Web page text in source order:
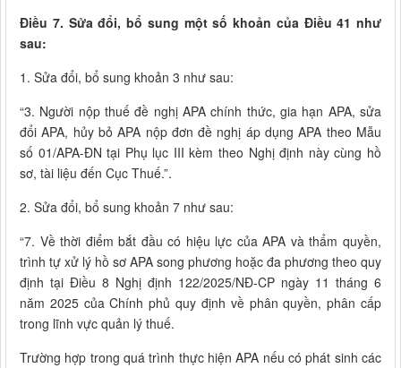
Điều 7. Sửa đổi, bổ sung một số khoản của Điều 41 như
sau:
1. Sửa đổi, bổ sung khoản 3 như sau:
“3. Người nộp thuế đề nghị APA chính thức, gia hạn APA, sửa
đổi APA, hủy bỏ APA nộp đơn đề nghị áp dụng APA theo Mẫu
số 01/APA-ĐN tại Phụ lục III kèm theo Nghị định này cùng hồ
sơ, tài liệu đến Cục Thuế.”.
2. Sửa đổi, bổ sung khoản 7 như sau:
“7. Về thời điểm bắt đầu có hiệu lực của APA và thẩm quyền,
trình tự xử lý hồ sơ APA song phương hoặc đa phương theo quy
định tại Điều 8 Nghị định 122/2025/NĐ-CP ngày 11 tháng 6
năm 2025 của Chính phủ quy định về phân quyền, phân cấp
trong lĩnh vực quản lý thuế.
Trường hợp trong quá trình thực hiện APA nếu có phát sinh các